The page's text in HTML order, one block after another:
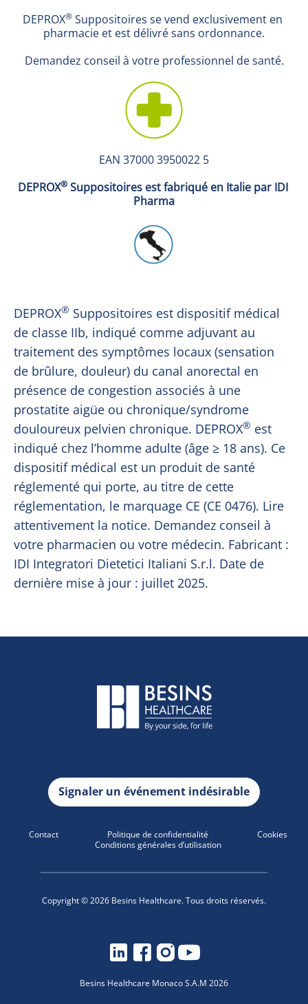
DEPROX® Suppositoires se vend exclusivement en
pharmacie et est délivré sans ordonnance.
Demandez conseil à votre professionnel de santé.
EAN 37000 3950022 5
DEPROX® Suppositoires est fabriqué en Italie par IDI
Pharma
DEPROX® Suppositoires est dispositif médical
de classe IIb, indiqué comme adjuvant au
traitement des symptômes locaux (sensation
de brûlure, douleur) du canal anorectal en
présence de congestion associés à une
prostatite aigüe ou chronique/syndrome
douloureux pelvien chronique. DEPROX® est
indiqué chez l’homme adulte (âge ≥ 18 ans). Ce
dispositif médical est un produit de santé
réglementé qui porte, au titre de cette
réglementation, le marquage CE (CE 0476). Lire
attentivement la notice. Demandez conseil à
votre pharmacien ou votre médecin. Fabricant :
IDI Integratori Dietetici Italiani S.r.l. Date de
dernière mise à jour : juillet 2025.
Signaler un événement indésirable
Contact Politique de confidentialité
Cookies
Conditions générales d’utilisation
Copyright © 2026 Besins Healthcare. Tous droits réservés.
Besins Healthcare Monaco S.A.M 2026